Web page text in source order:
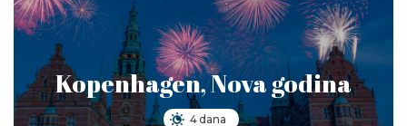
Kopenhagen, Nova godina
4 dana